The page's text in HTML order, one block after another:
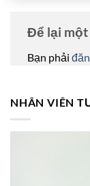
Để lại một
Bạn phải
NHÂN VIÊN